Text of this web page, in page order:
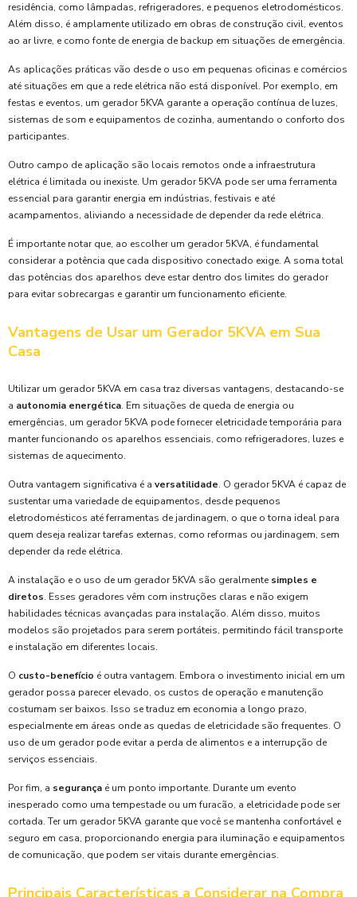
residência, como lâmpadas, refrigeradores, e pequenos eletrodomésticos.
Além disso, é amplamente utilizado em obras de construção civil, eventos
ao ar livre, e como fonte de energia de backup em situações de emergência.
As aplicações práticas vão desde o uso em pequenas oficinas e comércios
até situações em que a rede elétrica não está disponível. Por exemplo, em
festas e eventos, um gerador 5KVA garante a operação contínua de luzes,
sistemas de som e equipamentos de cozinha, aumentando o conforto dos
participantes.
Outro campo de aplicação são locais remotos onde a infraestrutura
elétrica é limitada ou inexiste. Um gerador 5KVA pode ser uma ferramenta
essencial para garantir energia em indústrias, festivais e até
acampamentos, aliviando a necessidade de depender da rede elétrica.
É importante notar que, ao escolher um gerador 5KVA, é fundamental
considerar a potência que cada dispositivo conectado exige. A soma total
das potências dos aparelhos deve estar dentro dos limites do gerador
para evitar sobrecargas e garantir um funcionamento eficiente.
Vantagens de Usar um Gerador 5KVA em Sua
Casa
Utilizar um gerador 5KVA em casa traz diversas vantagens, destacando-se
a autonomia energética. Em situações de queda de energia ou
emergências, um gerador 5KVA pode fornecer eletricidade temporária para
manter funcionando os aparelhos essenciais, como refrigeradores, luzes e
sistemas de aquecimento.
Outra vantagem significativa é a versatilidade. O gerador 5KVA é capaz de
sustentar uma variedade de equipamentos, desde pequenos
eletrodomésticos até ferramentas de jardinagem, o que o torna ideal para
quem deseja realizar tarefas externas, como reformas ou jardinagem, sem
depender da rede elétrica.
A instalação e o uso de um gerador 5KVA são geralmente simples e
diretos. Esses geradores vêm com instruções claras e não exigem
habilidades técnicas avançadas para instalação. Além disso, muitos
modelos são projetados para serem portáteis, permitindo fácil transporte
e instalação em diferentes locais.
O custo-benefício é outra vantagem. Embora o investimento inicial em um
gerador possa parecer elevado, os custos de operação e manutenção
costumam ser baixos. Isso se traduz em economia a longo prazo,
especialmente em áreas onde as quedas de eletricidade são frequentes. O
uso de um gerador pode evitar a perda de alimentos e a interrupção de
serviços essenciais.
Por fim, a segurança é um ponto importante. Durante um evento
inesperado como uma tempestade ou um furacão, a eletricidade pode ser
cortada. Ter um gerador 5KVA garante que você se mantenha confortável e
seguro em casa, proporcionando energia para iluminação e equipamentos
de comunicação, que podem ser vitais durante emergências.
Principais Características a Considerar na Compra